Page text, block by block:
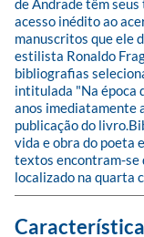
de Andrade têm
acesso inédito ao
manuscritos que ele
estilista Ronaldo
bibliografias
intitulada "Na época
anos imediatamente
publicação do
vida e obra do poeta
textos encontram-se
localizado na quarta